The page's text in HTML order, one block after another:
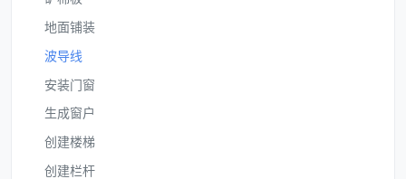
地面铺装
波导线
安装门窗
生成窗户
创建楼梯
创建栏杆